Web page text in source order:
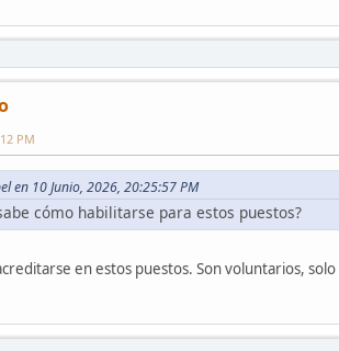
PM
en 10 Junio, 2026, 20:25:57 PM
cómo habilitarse para estos puestos?
en estos puestos. Son voluntarios,